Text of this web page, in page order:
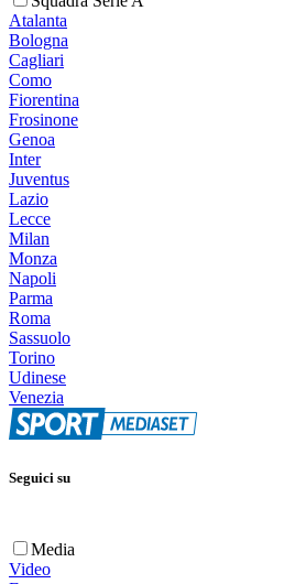
Atalanta
Bologna
Cagliari
Como
Fiorentina
Frosinone
Genoa
Inter
Juventus
Lazio
Lecce
Milan
Monza
Napoli
Parma
Roma
Sassuolo
Torino
Udinese
Venezia
Seguici su
Media
Video